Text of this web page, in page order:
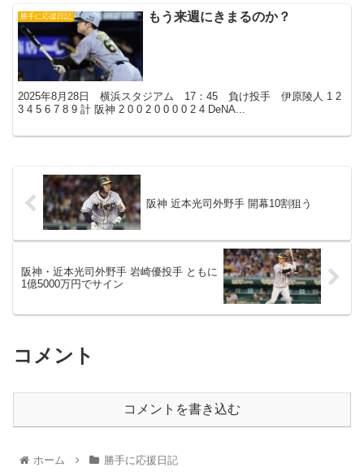
勝手に応援日記 もう来週にきまるのか？
2025年8月28日 横浜スタジアム 17：45 負け投手 伊原陵人 1 2
3 4 5 6 7 8 9 計 阪神 2 0 0 2 0 0 0 0 2 4 DeNA...
阪神 近本光司外野手 開幕10割狙う
阪神・近本光司外野手 岩崎優投手 ともに
1億5000万円でサイン
コメント
コメントを書き込む
ホーム 勝手に応援日記